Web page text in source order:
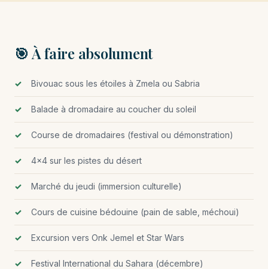
🎯 À faire absolument
Bivouac sous les étoiles à Zmela ou Sabria
Balade à dromadaire au coucher du soleil
Course de dromadaires (festival ou démonstration)
4×4 sur les pistes du désert
Marché du jeudi (immersion culturelle)
Cours de cuisine bédouine (pain de sable, méchoui)
Excursion vers Onk Jemel et Star Wars
Festival International du Sahara (décembre)